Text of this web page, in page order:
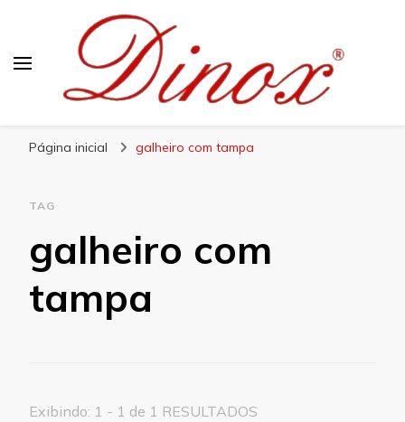
Página inicial galheiro com tampa
TAG
galheiro com
tampa
Exibindo: 1 - 1 de 1 RESULTADOS